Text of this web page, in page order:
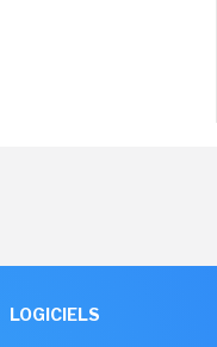
LOGICIELS